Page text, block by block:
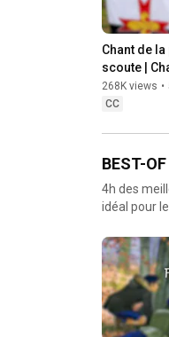
Chant de
scoute |
268K views •
CC
BEST-OF
Chant
4h des
idéal pour